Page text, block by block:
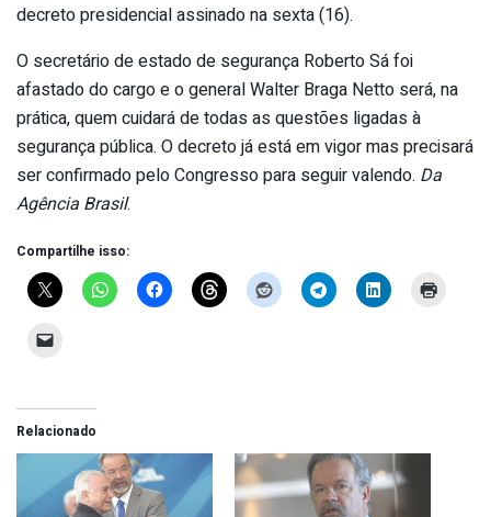
decreto presidencial assinado na sexta (16).
O secretário de estado de segurança Roberto Sá foi
afastado do cargo e o general Walter Braga Netto será, na
prática, quem cuidará de todas as questões ligadas à
segurança pública. O decreto já está em vigor mas precisará
ser confirmado pelo Congresso para seguir valendo. Da
Agência Brasil.
Compartilhe isso:
Relacionado